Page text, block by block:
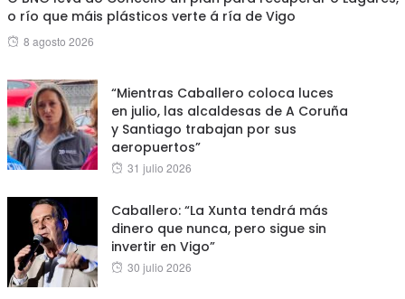
o río que máis plásticos verte á ría de Vigo
Posted
8 agosto 2026
“Mientras Caballero coloca luces
en julio, las alcaldesas de A Coruña
y Santiago trabajan por sus
aeropuertos”
Posted
31 julio 2026
Caballero: “La Xunta tendrá más
dinero que nunca, pero sigue sin
invertir en Vigo”
Posted
30 julio 2026